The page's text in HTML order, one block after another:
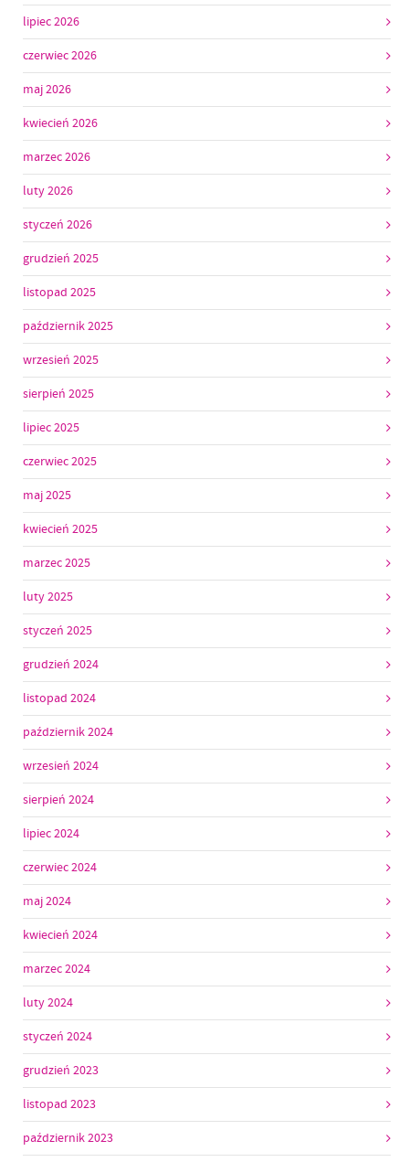
lipiec 2026
czerwiec 2026
maj 2026
kwiecień 2026
marzec 2026
luty 2026
styczeń 2026
grudzień 2025
listopad 2025
październik 2025
wrzesień 2025
sierpień 2025
lipiec 2025
czerwiec 2025
maj 2025
kwiecień 2025
marzec 2025
luty 2025
styczeń 2025
grudzień 2024
listopad 2024
październik 2024
wrzesień 2024
sierpień 2024
lipiec 2024
czerwiec 2024
maj 2024
kwiecień 2024
marzec 2024
luty 2024
styczeń 2024
grudzień 2023
listopad 2023
październik 2023